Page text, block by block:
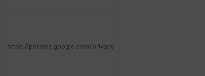
https://policies.google.com/privacy